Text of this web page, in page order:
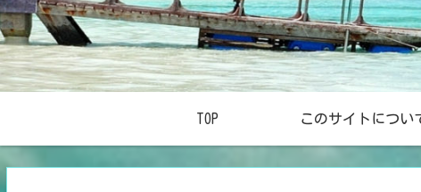
TOP このサイトについ